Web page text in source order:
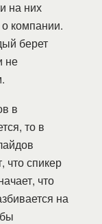
на них
компании.
берет
не
в
то в
что спикер
что
на